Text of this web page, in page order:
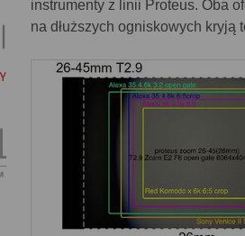
instrumenty z linii Proteus. Oba
na dłuższych ogniskowych kryją